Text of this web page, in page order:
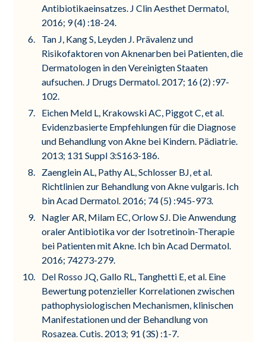
Antibiotikaeinsatzes. J Clin Aesthet Dermatol,
2016; 9 (4) :18-24.
Tan J, Kang S, Leyden J. Prävalenz und
Risikofaktoren von Aknenarben bei Patienten, die
Dermatologen in den Vereinigten Staaten
aufsuchen. J Drugs Dermatol. 2017; 16 (2) :97-
102.
Eichen Meld L, Krakowski AC, Piggot C, et al.
Evidenzbasierte Empfehlungen für die Diagnose
und Behandlung von Akne bei Kindern. Pädiatrie.
2013; 131 Suppl 3:S163-186.
Zaenglein AL, Pathy AL, Schlosser BJ, et al.
Richtlinien zur Behandlung von Akne vulgaris. Ich
bin Acad Dermatol. 2016; 74 (5) :945-973.
Nagler AR, Milam EC, Orlow SJ. Die Anwendung
oraler Antibiotika vor der Isotretinoin-Therapie
bei Patienten mit Akne. Ich bin Acad Dermatol.
2016; 74273-279.
Del Rosso JQ, Gallo RL, Tanghetti E, et al. Eine
Bewertung potenzieller Korrelationen zwischen
pathophysiologischen Mechanismen, klinischen
Manifestationen und der Behandlung von
Rosazea. Cutis. 2013; 91 (3S) :1-7.